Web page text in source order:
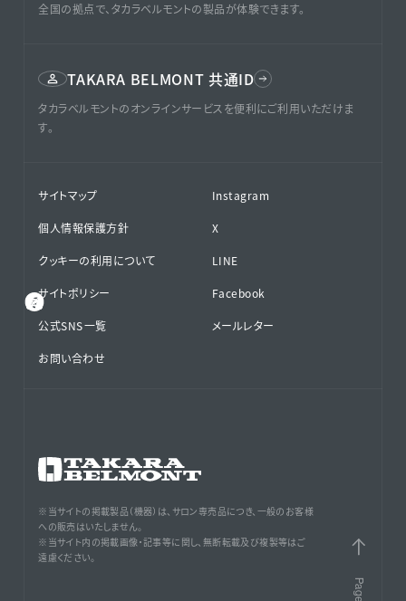
全国の拠点で、タカラベルモントの製品が体験できます。
TAKARA BELMONT 共通ID
タカラベルモントのオンラインサービスを便利にご利用いただけま
す。
サイトマップ
個人情報保護方針
クッキーの利用について
サイトポリシー
公式SNS⁨⁩一覧
お問い合わせ
Instagram
X
LINE
Facebook
メールレター
※当サイトの掲載製品（機器）は、サロン専売品につき、一般のお客様
への販売はいたしません。
※当サイト内の掲載画像・記事等に関し、無断転載及び複製等はご
遠慮ください。